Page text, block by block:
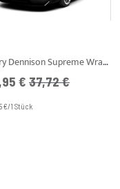
Avery Dennison Supreme Wrapping Film - SWF - Black Gloss
€ UVP
37,72 €
€/1 Stück